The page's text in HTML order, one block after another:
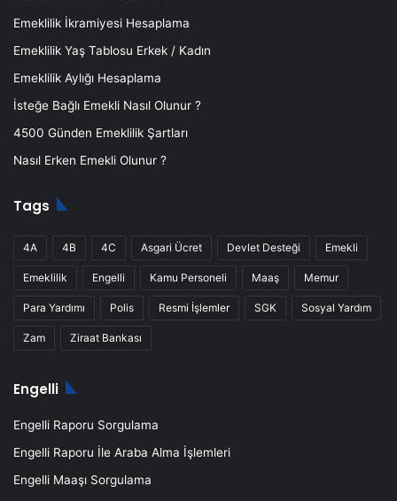
Emeklilik İkramiyesi Hesaplama
Emeklilik Yaş Tablosu Erkek / Kadın
Emeklilik Aylığı Hesaplama
İsteğe Bağlı Emekli Nasıl Olunur ?
4500 Günden Emeklilik Şartları
Nasıl Erken Emekli Olunur ?
Tags
4A 4B 4C Asgari Ücret Devlet Desteği Emekli
Emeklilik Engelli Kamu Personeli Maaş Memur
Para Yardımı Polis Resmi İşlemler SGK Sosyal Yardım
Zam Ziraat Bankası
Engelli
Engelli Raporu Sorgulama
Engelli Raporu İle Araba Alma İşlemleri
Engelli Maaşı Sorgulama